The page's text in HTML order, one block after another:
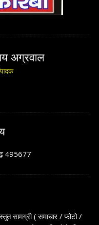
अग्रवाल
495677
सामग्री ( समाचार / फोटो /